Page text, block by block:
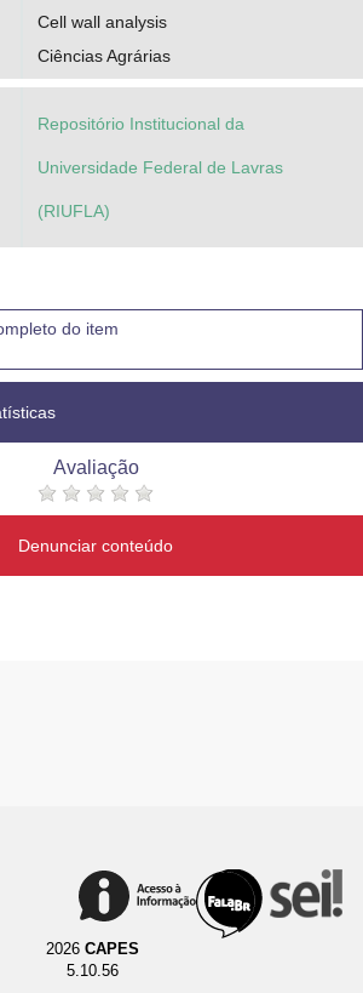
Cell wall analysis
Ciências Agrárias
Repositório Institucional da
Universidade Federal de Lavras
(RIUFLA)
do item
Avaliação
Denunciar conteúdo
2026 CAPES
5.10.56